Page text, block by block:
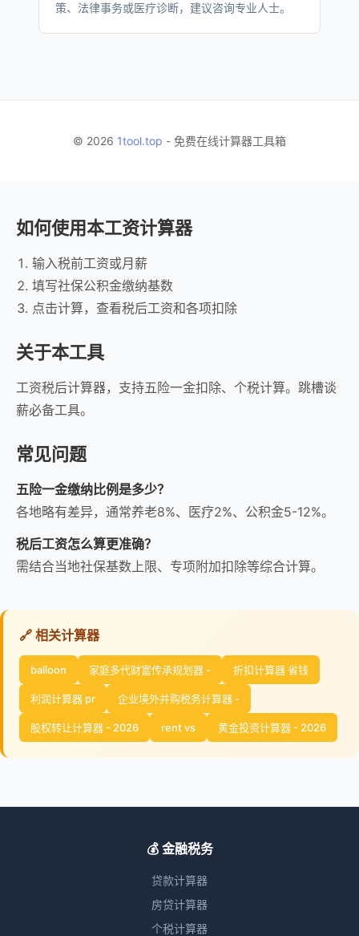
策、法律事务或医疗诊断，建议咨询专业人士。
© 2026 1tool.top - 免费在线计算器工具箱
如何使用本工资计算器
输入税前工资或月薪
填写社保公积金缴纳基数
点击计算，查看税后工资和各项扣除
关于本工具
工资税后计算器，支持五险一金扣除、个税计算。跳槽谈
薪必备工具。
常见问题
五险一金缴纳比例是多少？
各地略有差异，通常养老8%、医疗2%、公积金5-12%。
税后工资怎么算更准确？
需结合当地社保基数上限、专项附加扣除等综合计算。
🔗 相关计算器
balloon 家庭多代财富传承规划器 - 折扣计算器 省钱
利润计算器 pr 企业境外并购税务计算器 -
股权转让计算器 - 2026 rent vs 黄金投资计算器 - 2026
💰 金融税务
贷款计算器
房贷计算器
个税计算器